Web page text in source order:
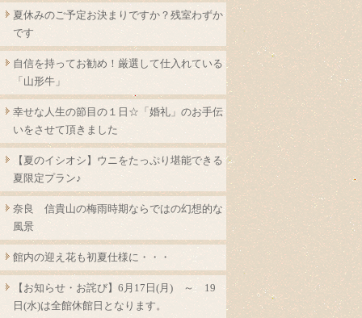
夏休みのご予定お決まりですか？残室わずか
です
自信を持ってお勧め！厳選して仕入れている
「山形牛」
幸せな人生の節目の１日☆「婚礼」のお手伝
いをさせて頂きました
【夏のイシオシ】ウニをたっぷり堪能できる
夏限定プラン♪
奈良 信貴山の梅雨時期ならではの幻想的な
風景
館内の迎え花も初夏仕様に・・・
【お知らせ・お詫び】6月17日(月) ～ 19
日(水)は全館休館日となります。